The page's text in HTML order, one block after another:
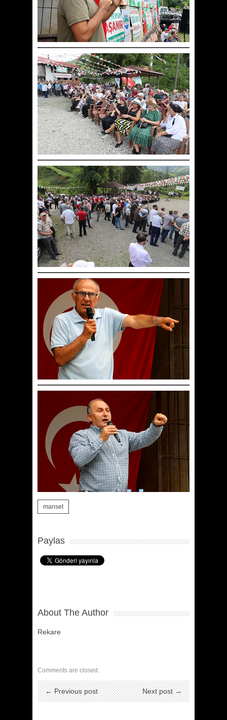
manset
Paylas
About The Author
Rekare
Comments are closed.
← Previous post Next post →